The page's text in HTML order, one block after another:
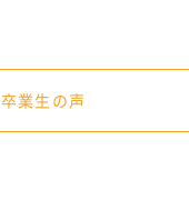
卒業生の声